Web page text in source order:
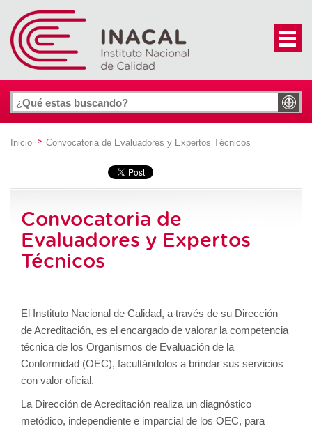
Inicio Convocatoria de Evaluadores y Expertos Técnicos
Convocatoria de
Evaluadores y Expertos
Técnicos
El Instituto Nacional de Calidad, a través de su Dirección
de Acreditación, es el encargado de valorar la competencia
técnica de los Organismos de Evaluación de la
Conformidad (OEC), facultándolos a brindar sus servicios
con valor oficial.
La Dirección de Acreditación realiza un diagnóstico
metódico, independiente e imparcial de los OEC, para